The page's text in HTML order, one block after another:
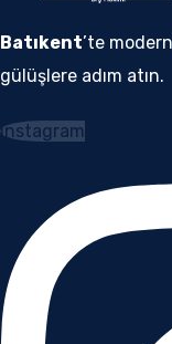
Batıkent’te
gülüşlere adım atın.
Instagram